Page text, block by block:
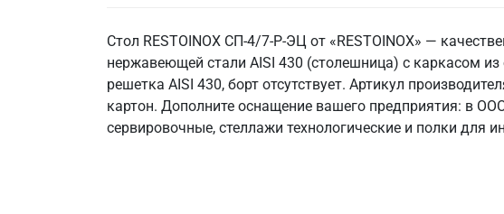
Стол RESTOINOX СП-4/7-Р-ЭЦ от «RESTOINOX» —
нержавеющей стали AISI 430 (столешница) с каркасом
решетка AISI 430, борт отсутствует. Артикул
картон. Дополните оснащение вашего предприятия: в
сервировочные, стеллажи технологические и полки для